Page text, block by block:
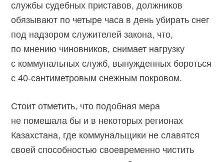
службы судебных приставов, должников
обязывают по четыре часа в день убирать снег
под надзором служителей закона, что,
по мнению чиновников, снимает нагрузку
с коммунальных служб, вынужденных бороться
с 40-сантиметровым снежным покровом.
Стоит отметить, что подобная мера
не помешала бы и в некоторых регионах
Казахстана, где коммунальщики не славятся
своей способностью своевременно чистить